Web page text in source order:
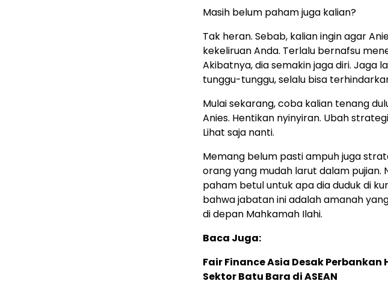
Masih belum paham juga kalian?
Tak heran. Sebab, kalian ingin agar
kekeliruan Anda. Terlalu bernafsu
Akibatnya, dia semakin jaga diri. Jaga
tunggu-tunggu, selalu bisa
Mulai sekarang, coba kalian tenang
Anies. Hentikan nyinyiran. Ubah
Lihat saja nanti.
Memang belum pasti ampuh juga
orang yang mudah larut dalam pujian.
paham betul untuk apa dia duduk di
bahwa jabatan ini adalah amanah
di depan Mahkamah Ilahi.
Baca Juga:
Fair Finance Asia Desak
Sektor Batu Bara di ASEAN